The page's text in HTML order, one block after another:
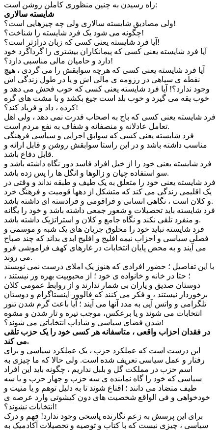
راه رسیدن به چنین منظوری کاملن روشن است:
شایسته سالاری
ولی مصادیق شایسته سالاری ولی چه چیزهایی است؟!
چگونه می شود یک فرد شایسته را شناخت؟!
آیا فرد شایسته یعنی کسی که زبان درازتر است؟!
آیا فرد شایسته یعنی کسی که پیمانکاران بیشتری را گرداگرد خود
دارد و حامیان مالی مناسبی دارد؟!
آیا فرد شایسته یعنی کسی که هرچه سوابقش را می گردی ، هیچ
نقطه ی سیاهی در رزومه ی مالی اش و یا در طول زندگی اش
وجود ندارد؟! آیا فرد شایسته یعنی کسی که خوب فحش می دهد و
خوب یقه می گیرد و خوب بلد است جیغ بکشد و با مشت های گره
کرده ، داد و فریاد کند؟!
فرد شایسته یعنی کسی که باج به اصحاب قدرت نمی دهد ، ولی اهل
تعامل عادلانه و منصفانه و شفاف به نفع مردم است.
فرد شایسته یعنی کسی که سوابق اجرایی و سیاسی فرهنگی
مناسب داشته باشد و در این راستا سوابقش روشن و قابل ارائه و
قابل دفاع باشد.
فرد شایسته یعنی خود را از خیل افراد فاسد دور نگاه داشته باشد و
سو استفاده چیان و زالوها و انگل ها را پس زده باشد.
فرد شایسته یعنی خود را متعلق به یک طیف و طبقه نداند و وقتی در
یک اقلیمی زندگی می کند که متشکل از دهها قومیت و فرهنگ خرد
و کلان است ، نگاهی انسانی و فراقومی و فرادسته ای داشته باشد.
فرد شایسته باید تحصیلات و شعور جمعی داشته باشد و خود را یگانه
و منفرد تلقی نکند و نگاه جامع و کلان و استراتژیک داشته باشد.
فرد شایسته نباید خود را مخلوق جریان های یک شبه و موسمی و
فصلی سیاسی و احزاب نیمه افلیج و افلیج ابدی بداند که چند صباح
می آیند و به محض پایان انتخابات در غارهای کهف فراموشی فرو
می روند.
با این تفاصیل ؛ حضور افرادی که هنوز یک املای درست نمی نویسند
؛ حتا در خانه و خانواده ی خود ؛ از محبوبیت بهره ور نیستند ،
دوستان صدیق و یاران بی شمار ندارند و از روابط عمومی کلان
برخوردار نیستند ، و فکر می کنند که فالوور اینستاگرام و دوستان
تلگرامی و واتس آپی به مدد آنها می آیند ؛ آیا باعث گرم شدن تنور
انتخابات می شوند و یا برعکس، موجب تیره و تار شدن و مشوه
شدن فضای سیاسی و شاداب انتخاباتی می شوند؟!
در فقدان احزاب واقعی ، متاسفانه هر کسی خود را یک حزب تلقی
می کند.
این درست است که عملکرد حزب ، یک عملکرد سیاسی و برای
رفتار و عمل سیاسی تعریف شده است. ولی حالا که ما چیزی به
اسم حزب در مملکت گل و بلبل نداریم ، چگونه باید این افراد
سیاسی که خود را گاه نماینده ی سه حزب و چهار حزب و یا سه
طیف متضاد می دانند ؛ اقناع شوند تا به دلیل توهم و یا منیت و
خودخواهی و فی الواقع شخصیت های دون کیشوتی وارد عرصه ی
انتخابات نشوند؟!
برای این پرسش به زعم نگارنده پاسخی وجود ندارد! فهم و درک
سیاسی ، چیزی نیست که با کتاب و توصیه و تحصیلات آکادمیک به